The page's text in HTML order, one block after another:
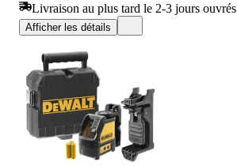
Livraison au plus tard le 2-3 jours ouvrés
Afficher les détails